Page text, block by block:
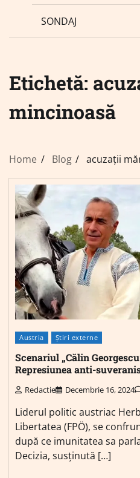
SONDAJ
Etichetă:
mincinoasă
Home Blog acuzații
Austria Știri externe
Scenariul „Călin
Represiunea anti-
Redactie Decembrie 16, 2024
Liderul politic austriac
Libertatea (FPÖ), se
după ce imunitatea sa
Decizia, susținută […]